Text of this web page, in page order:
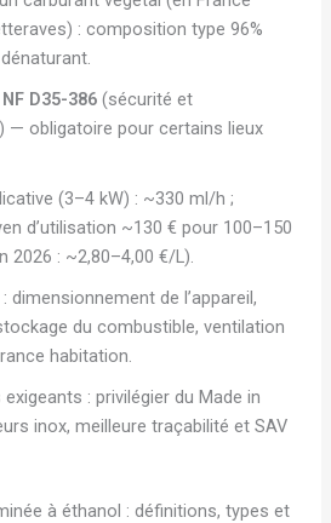
: composition type 96%
NF D35-386(sécurité et
— obligatoire pour certains lieux
(3–4 kW) : ~330 ml/h ;
d’utilisation ~130 € pour 100–150
2026 : ~2,80–4,00 €/L).
dimensionnement de l’appareil,
du combustible, ventilation
habitation.
: privilégier du Made in
inox, meilleure traçabilité et SAV
à éthanol : définitions, types et